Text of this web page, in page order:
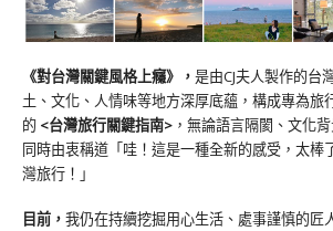
《對台灣關鍵風格上癮》 ， 是由CJ夫人製作的台
土、文化、人情味等地方深厚底蘊，構成專為旅
的 <台灣旅行關鍵指南> ，無論語言隔閡、文化
同時由衷稱道「哇！這是一種全新的感受，太棒
灣旅行！」
目前， 我仍在持續挖掘用心生活、處事謹慎的匠